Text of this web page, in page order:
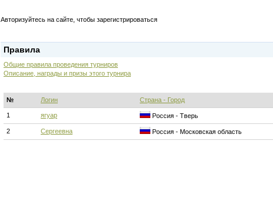
Авторизуйтесь на сайте, чтобы зарегистрироваться
Правила
Общие правила проведения турниров
Описание, награды и призы этого турнира
№ Логин Страна - Город
1 ягуар Россия - Тверь
2 Сергеевна Россия - Московская область